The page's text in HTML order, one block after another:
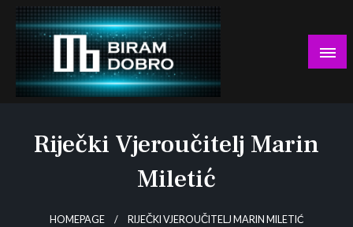
Skip
content
Riječki Vjeroučitelj Marin
Miletić
HOMEPAGE RIJEČKI VJEROUČITELJ MARIN MILETIĆ